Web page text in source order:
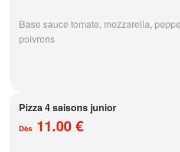
Base sauce tomate, mozzarella,
poivrons
Pizza 4 saisons junior
Dès 11.00 €